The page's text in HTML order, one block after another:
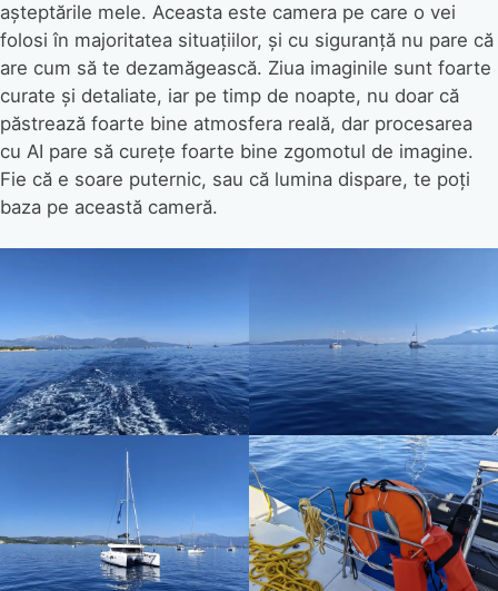
așteptările mele. Aceasta este camera pe care o vei
folosi în majoritatea situațiilor, și cu siguranță nu pare că
are cum să te dezamăgească. Ziua imaginile sunt foarte
curate și detaliate, iar pe timp de noapte, nu doar că
păstrează foarte bine atmosfera reală, dar procesarea
cu AI pare să curețe foarte bine zgomotul de imagine.
Fie că e soare puternic, sau că lumina dispare, te poți
baza pe această cameră.